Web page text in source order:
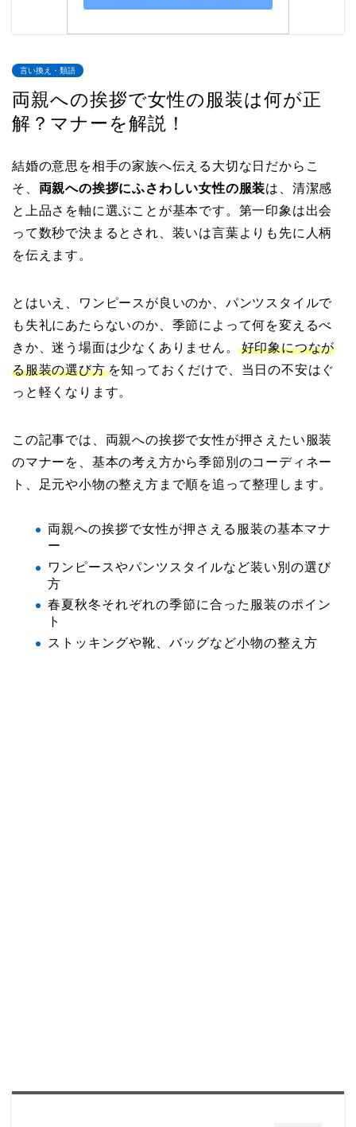
言い換え・類語
両親への挨拶で女性の服装は何が正
解？マナーを解説！
結婚の意思を相手の家族へ伝える大切な日だからこ
そ、 両親への挨拶にふさわしい女性の服装は、清潔感
と上品さを軸に選ぶことが基本です。第一印象は出会
って数秒で決まるとされ、装いは言葉よりも先に人柄
を伝えます。
とはいえ、ワンピースが良いのか、パンツスタイルで
も失礼にあたらないのか、季節によって何を変えるべ
きか、迷う場面は少なくありません。
好印象につなが
る服装の選び方を知っておくだけで、当日の不安はぐ
っと軽くなります。
この記事では、両親への挨拶で女性が押さえたい服装
のマナーを、基本の考え方から季節別のコーディネー
ト、足元や小物の整え方まで順を追って整理します。
両親への挨拶で女性が押さえる服装の基本マナ
ー
ワンピースやパンツスタイルなど装い別の選び
方
春夏秋冬それぞれの季節に合った服装のポイン
ト
ストッキングや靴、バッグなど小物の整え方